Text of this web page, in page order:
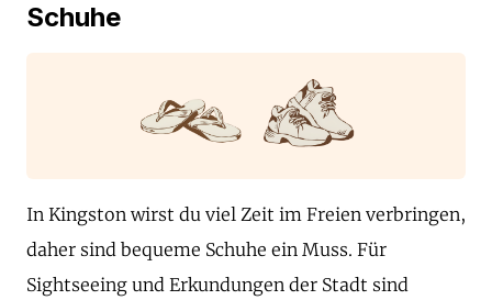
Schuhe
In Kingston wirst du viel Zeit im Freien verbringen,
daher sind bequeme Schuhe ein Muss. Für
Sightseeing und Erkundungen der Stadt sind